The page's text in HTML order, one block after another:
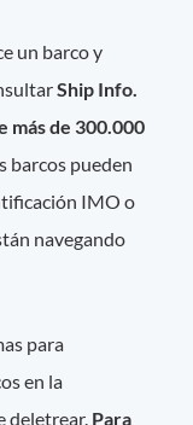
un barco y
Ship Info.
más de 300.000
barcos pueden
IMO o
navegando
para
en la
deletrear. Para